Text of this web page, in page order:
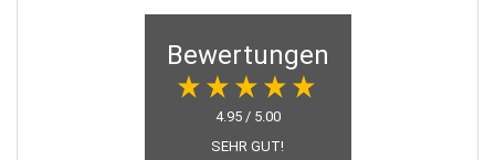
Bewertungen
4.95 / 5.00
SEHR GUT!